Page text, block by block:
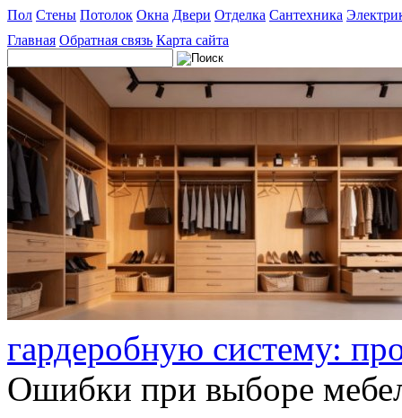
Пол Стены Потолок Окна Двери Отделка Сантехника
Главная Обратная связь Карта сайта
гардеробную систему:
Ошибки при выборе